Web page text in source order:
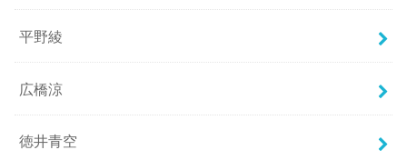
平野綾
広橋涼
徳井青空